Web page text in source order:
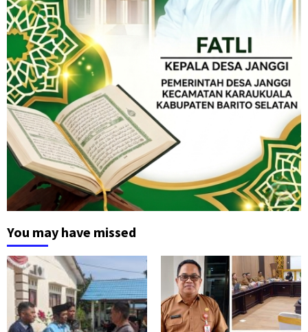
You may have missed